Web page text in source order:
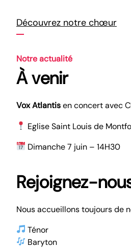
Découvrez notre chœur
Notre actualité
À venir
Vox Atlantisen concert avec
Eglise Saint Louis de
Dimanche 7 juin – 14H30
Rejoignez-
Nous accueillons toujours de
Ténor
Baryton